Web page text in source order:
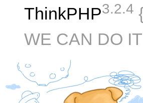
ThinkPHP3.2.4
WE CAN DO